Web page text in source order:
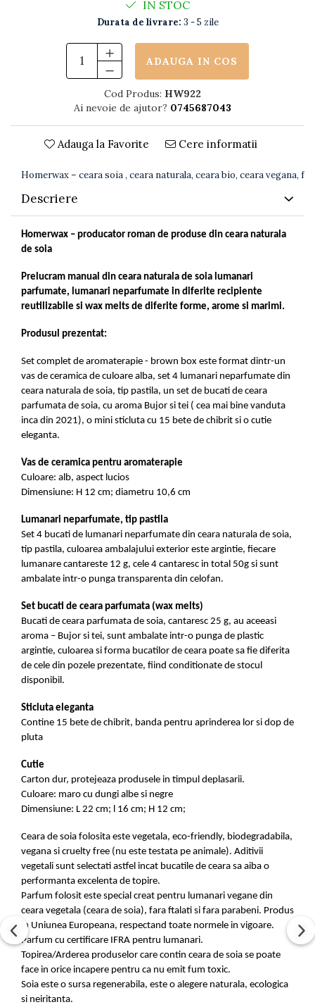
IN STOC
Durata de livrare: 3 - 5 zile
ADAUGA IN COS
Cod Produs: HW922
Ai nevoie de ajutor? 0745687043
Adauga la Favorite Cere informatii
Homerwax – ceara soia , ceara naturala, ceara bio, ceara
Descriere
Homerwax – producator roman de produse din ceara naturala
de soia
Prelucram manual din ceara naturala de soia lumanari
parfumate, lumanari neparfumate in diferite recipiente
reutilizabile si wax melts de diferite forme, arome si marimi.
Produsul prezentat:
Set complet de aromaterapie - brown box este format dintr-un
vas de ceramica de culoare alba, set 4 lumanari neparfumate din
ceara naturala de soia, tip pastila, un set de bucati de ceara
parfumata de soia, cu aroma Bujor si tei ( cea mai bine vanduta
inca din 2021), o mini sticluta cu 15 bete de chibrit si o cutie
eleganta.
Vas de ceramica pentru aromaterapie
Culoare: alb, aspect lucios
Dimensiune: H 12 cm; diametru 10,6 cm
Lumanari neparfumate, tip pastila
Set 4 bucati de lumanari neparfumate din ceara naturala de soia,
tip pastila, culoarea ambalajului exterior este argintie, fiecare
lumanare cantareste 12 g, cele 4 cantaresc in total 50g si sunt
ambalate intr-o punga transparenta din celofan.
Set bucati de ceara parfumata (wax melts)
Bucati de ceara parfumata de soia, cantaresc 25 g, au aceeasi
aroma – Bujor si tei, sunt ambalate intr-o punga de plastic
argintie, culoarea si forma bucatilor de ceara poate sa fie diferita
de cele din pozele prezentate, fiind conditionate de stocul
disponibil.
Sticluta eleganta
Contine 15 bete de chibrit, banda pentru aprinderea lor si dop de
pluta
Cutie
Carton dur, protejeaza produsele in timpul deplasarii.
Culoare: maro cu dungi albe si negre
Dimensiune: L 22 cm; l 16 cm; H 12 cm;
Ceara de soia folosita este vegetala, eco-friendly, biodegradabila,
vegana si cruelty free (nu este testata pe animale). Aditivii
vegetali sunt selectati astfel incat bucatile de ceara sa aiba o
performanta excelenta de topire.
Parfum folosit este special creat pentru lumanari vegane din
ceara vegetala (ceara de soia), fara ftalati si fara parabeni. Produs
in Uniunea Europeana, respectand toate normele in vigoare.
Parfum cu certificare IFRA pentru lumanari.
Topirea/Arderea produselor care contin ceara de soia se poate
face in orice incapere pentru ca nu emit fum toxic.
Soia este o sursa regenerabila, este o alegere naturala, ecologica
si neiritanta.